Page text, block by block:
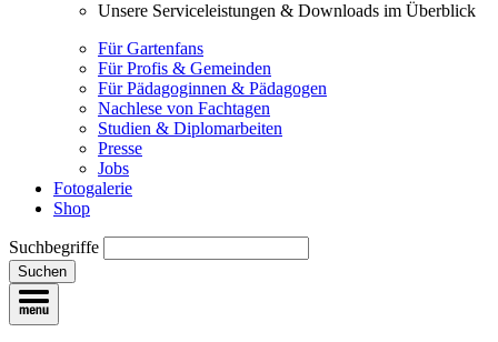
Unsere Serviceleistungen & Downloads im Überblick
Für Gartenfans
Für Profis & Gemeinden
Für Pädagoginnen & Pädagogen
Nachlese von Fachtagen
Studien & Diplomarbeiten
Presse
Jobs
Fotogalerie
Shop
Suchbegriffe
Suchen